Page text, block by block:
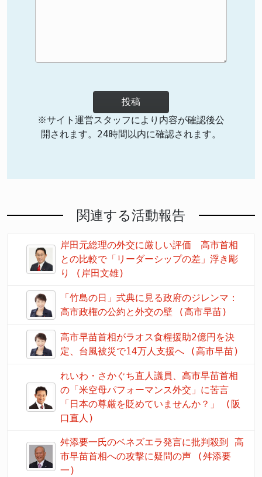
投稿
※サイト運営スタッフにより内容が確認後公
開されます。24時間以内に確認されます。
関連する活動報告
岸田元総理の外交に厳しい評価 高市首相
との比較で「リーダーシップの差」浮き彫
り (岸田文雄)
「竹島の日」式典に見る政府のジレンマ：
高市政権の公約と外交の壁 (高市早苗)
高市早苗首相がラオス食糧援助2億円を決
定、台風被災で14万人支援へ (高市早苗)
れいわ・さかぐち直人議員、高市早苗首相
の「米空母パフォーマンス外交」に苦言
「日本の尊厳を貶めていませんか？」 (阪
口直人)
舛添要一氏のベネズエラ発言に批判殺到 高
市早苗首相への攻撃に疑問の声 (舛添要
一)